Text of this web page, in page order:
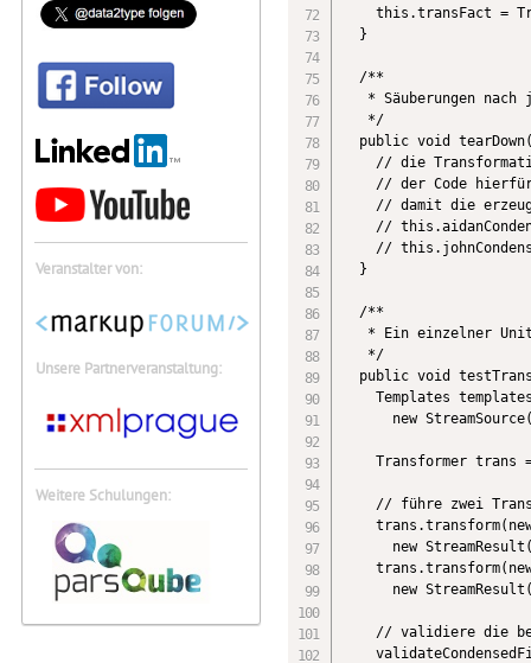
Veranstalter von:
Unsere Partnerveranstaltung:
Weitere Schulungen:
this.transFact =
  }
  /**
* Säuberungen nach
   */
public void
// die
// der Code
// damit die
//
//
  }
  /**
* Ein einzelner
   */
public void
Templates
new
Transformer trans
// führe zwei
new
new
// validiere die